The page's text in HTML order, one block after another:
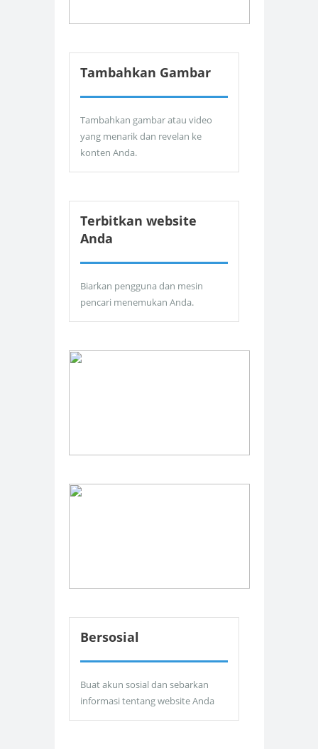
Tambahkan Gambar
Tambahkan gambar atau video
yang menarik dan revelan ke
konten Anda.
Terbitkan website
Anda
Biarkan pengguna dan mesin
pencari menemukan Anda.
Bersosial
Buat akun sosial dan sebarkan
informasi tentang website Anda